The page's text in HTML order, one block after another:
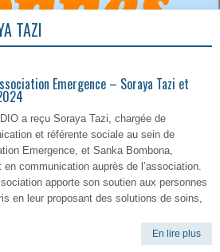
TAZI
Emergence – Soraya Tazi et
a reçu Soraya Tazi, chargée de
et référente sociale au sein de
Emergence, et Sanka Bombona,
en communication auprès de l’association.
apporte son soutien aux personnes
en leur proposant des solutions de soins,
En lire plus